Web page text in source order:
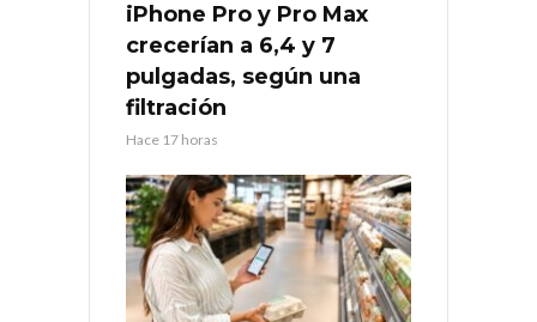
iPhone Pro y Pro Max
crecerían a 6,4 y 7
pulgadas, según una
filtración
Hace 17 horas